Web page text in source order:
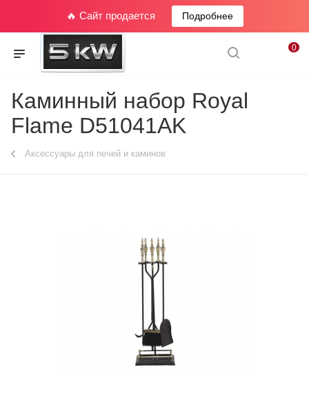
🔥 Сайт продается Подробнее
0
Каминный набор Royal
Flame D51041AK
Аксессуары для печей и каминов